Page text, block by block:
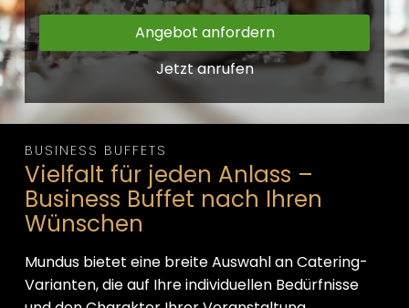
Angebot anfordern
Jetzt anrufen
BUSINESS BUFFETS
Vielfalt für jeden Anlass –
Business Buffet nach Ihren
Wünschen
Mundus bietet eine breite Auswahl an Catering-
Varianten, die auf Ihre individuellen Bedürfnisse